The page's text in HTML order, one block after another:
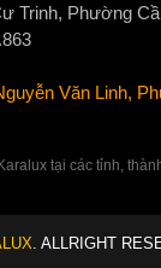
Trinh, Phường
Văn Linh,
tại các tỉnh,
. ALLRIGHT